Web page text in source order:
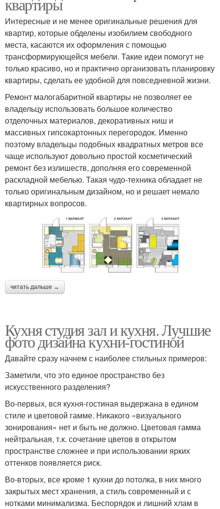
Интересные и не менее оригинальные решения для
квартир, которые обделены изобилием свободного
места, касаются их оформления с помощью
трансформирующейся мебели. Такие идеи помогут не
только красиво, но и практично организовать планировку
квартиры, сделать ее удобной для повседневной жизни.
Ремонт малогабаритной квартиры не позволяет ее
владельцу использовать большое количество
отделочных материалов, декоративных ниш и
массивных гипсокартонных перегородок. Именно
поэтому владельцы подобных квадратных метров все
чаще используют довольно простой косметический
ремонт без излишеств, дополняя его современной
раскладной мебелью. Такая чудо-техника обладает не
только оригинальным дизайном, но и решает немало
квартирных вопросов.
читать дальше →
Кухня студия зал и кухня. Лучшие
фото дизайна кухни-гостиной
Давайте сразу начнем с наиболее стильных примеров:
Заметили, что это единое пространство без
искусственного разделения?
Во-первых, вся кухня-гостиная выдержана в едином
стиле и цветовой гамме. Никакого «визуального
зонирования» нет и быть не должно. Цветовая гамма
нейтральная, т.к. сочетание цветов в открытом
пространстве сложнее и при использовании ярких
оттенков появляется риск.
Во-вторых, все кроме 1 кухни до потолка, в них много
закрытых мест хранения, а стиль современный и с
нотками минимализма. Беспорядок и лишний хлам в